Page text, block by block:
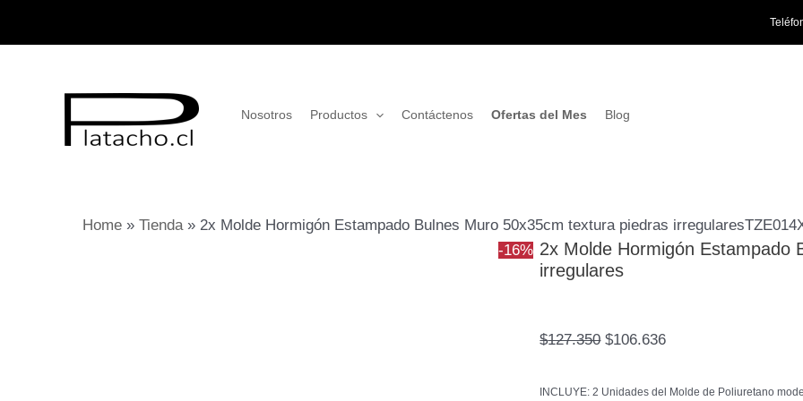
Nosotros Productos Contáctenos Ofertas del Mes Blog
Home » Tienda» 2x Molde Hormigón Estampado Bulnes Muro 50x35cm textura piedras
-16% 2x Molde Hormigón Estampado
irregulares
$127.350
$127.350.
$106.636
INCLUYE: 2 Unidades del Molde de Poliuretano